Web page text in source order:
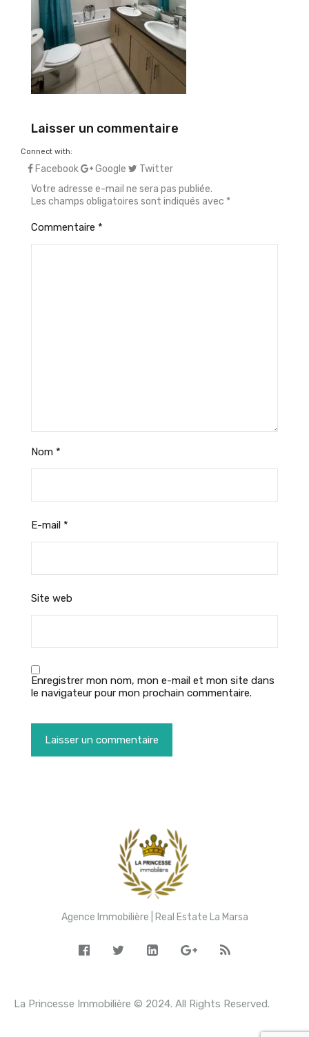
Laisser un commentaire
Connect with:
Facebook Google
Twitter
Votre adresse e-mail ne sera pas publiée.
Les champs obligatoires sont indiqués avec *
Commentaire *
Nom *
E-mail *
Site web
Enregistrer mon nom, mon e-mail et mon site dans
le navigateur pour mon prochain commentaire.
Agence Immobilière | Real Estate La Marsa
La Princesse Immobilière © 2024. All Rights Reserved.